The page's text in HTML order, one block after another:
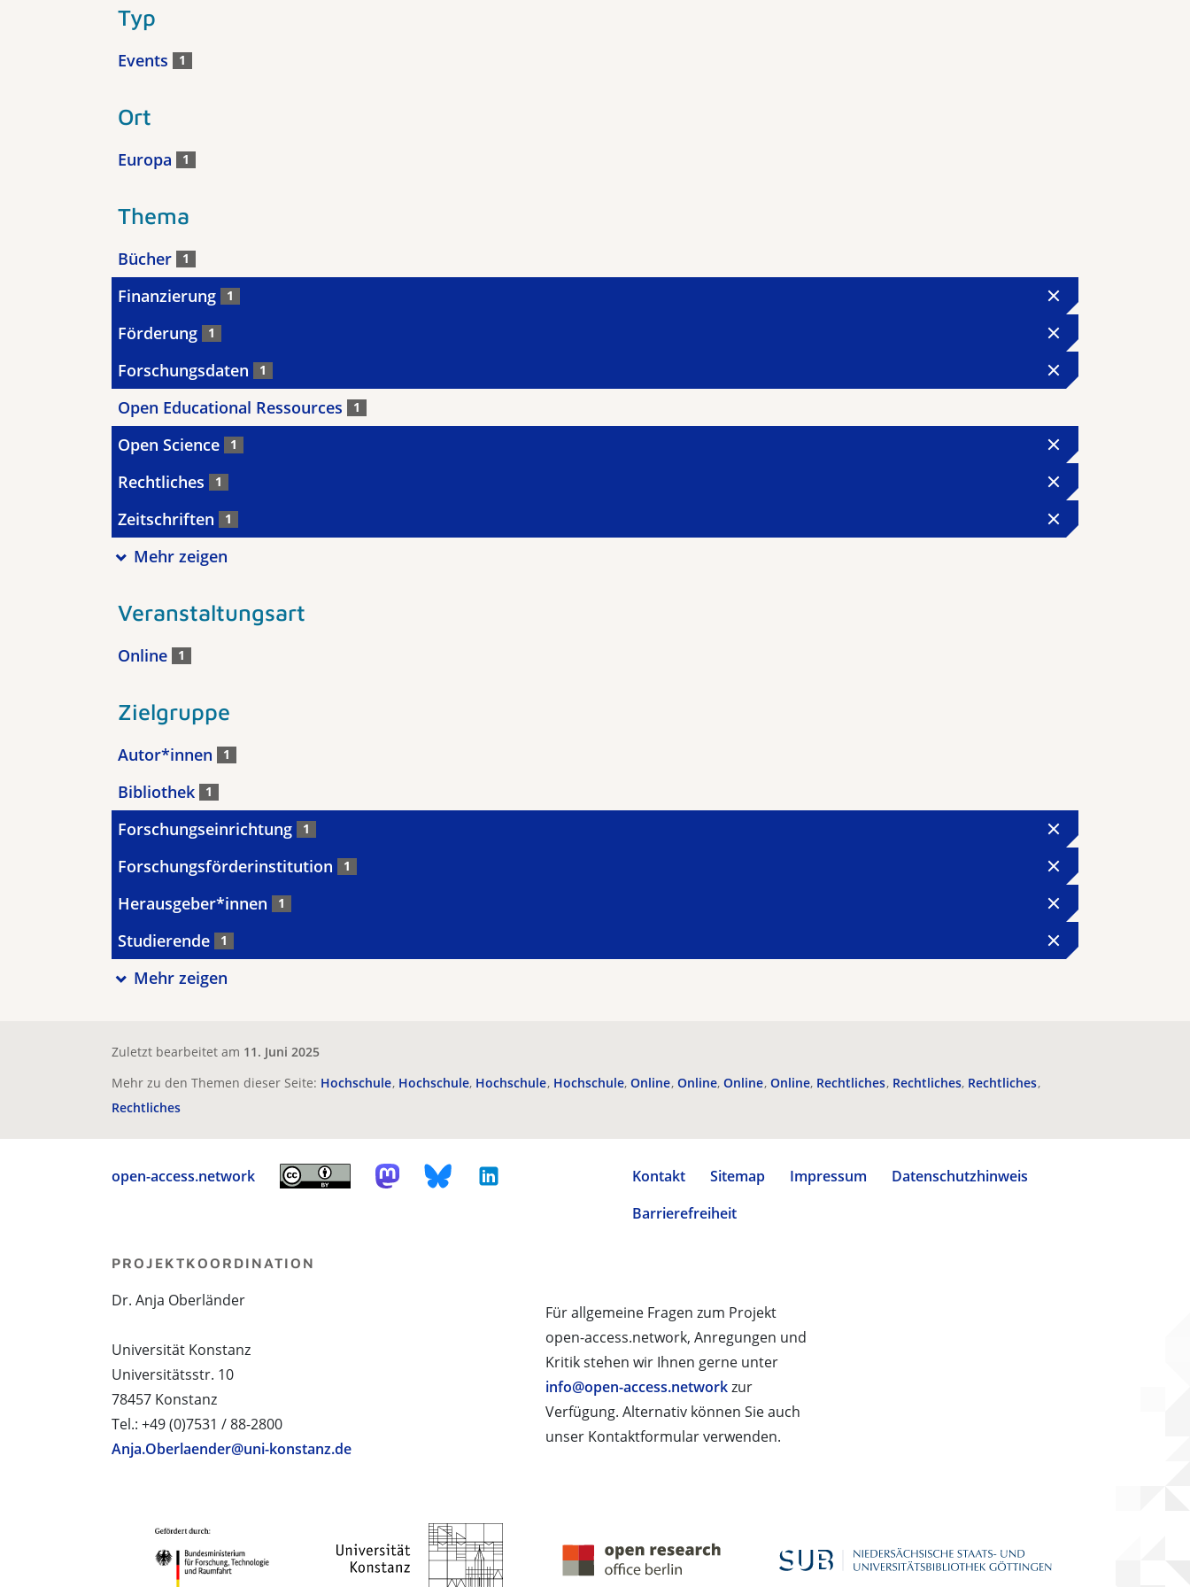
Typ
Events 1
Ort
Europa 1
Thema
Bücher 1
Finanzierung 1
Förderung 1
Forschungsdaten 1
Open Educational Ressources 1
Open Science 1
Rechtliches 1
Zeitschriften 1
Mehr zeigen
Veranstaltungsart
Online 1
Zielgruppe
Autor*innen 1
Bibliothek 1
Forschungseinrichtung 1
Forschungsförderinstitution 1
Herausgeber*innen 1
Studierende 1
Mehr zeigen
Zuletzt bearbeitet am 11. Juni 2025
Mehr zu den Themen dieser Seite: Hochschule Hochschule Hochschule Hochschule Online Online Online Online Rechtliches Rechtliches Rechtliches
Rechtliches
open-access.network Kontakt Sitemap Impressum
Datenschutzhinweis
Barrierefreiheit
Für allgemeine Fragen zum Projekt
open-access.network, Anregungen und
Kritik stehen wir Ihnen gerne unter
info@open-access.networkzur
Verfügung. Alternativ können Sie auch
unser Kontaktformular verwenden.
PROJEKTKOORDINATION
Dr. Anja Oberländer
Universität Konstanz
Universitätsstr. 10
78457 Konstanz
Tel.: +49 (0)7531 / 88-2800
Anja.Oberlaender@uni-konstanz.de